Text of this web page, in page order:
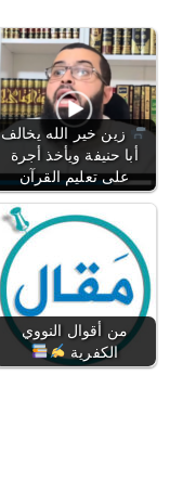
زين خير الله يخالف
أبا حنيفة ويأخذ أجرة
على تعليم القرآن
من أقوال النووي
الكفرية